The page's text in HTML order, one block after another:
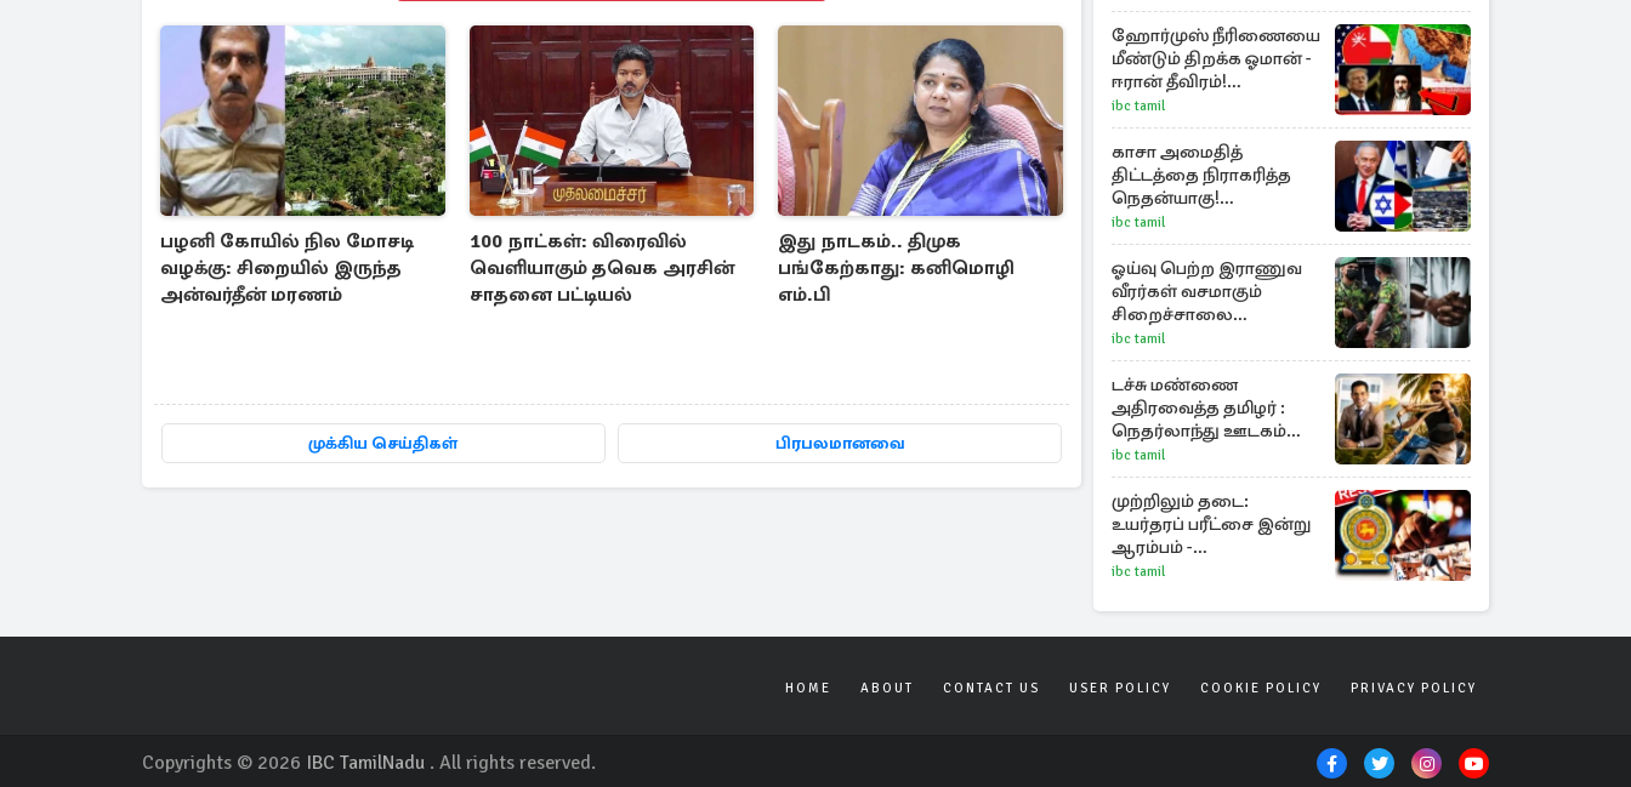
பழனி கோயில் நில மோசடி
வழக்கு: சிறையில் இருந்த
அன்வர்தீன் மரணம்
100 நாட்கள்: விரைவில்
வெளியாகும் தவெக அரசின்
சாதனை பட்டியல்
இது நாடகம்.. திமுக
பங்கேற்காது: கனிமொழி
எம்.பி
முக்கிய செய்திகள் பிரபலமானவை
ஹோர்முஸ் நீரிணையை
மீண்டும் திறக்க ஓமான் -
ஈரான் தீவிரம்!
அமெரிக்காவின்
முட்டுக்கட்டை
ibc tamil
காசா அமைதித்
திட்டத்தை நிராகரித்த
நெதன்யாகு!
பின்னணியில்
அக்டோபர் தேர்தல்
ibc tamil
ஓய்வு பெற்ற இராணுவ
வீரர்கள் வசமாகும்
சிறைச்சாலை
பாதுகாப்பு!
அரசாங்கத்தின் முக்கிய
முடிவு
ibc tamil
டச்சு மண்ணை
அதிரவைத்த தமிழர் :
நெதர்லாந்து ஊடகம்
வியந்த பாஸ்கரன்
கந்தையாவின் 5,445
கோடி ரூபாய் சாம்ராஜ்யம்
ibc tamil
முற்றிலும் தடை:
உயர்தரப் பரீட்சை இன்று
ஆரம்பம் -
மானவர்களுக்கு முக்கிய
ibc tamil
HOME ABOUT CONTACT US USER POLICY COOKIE POLICY PRIVACY POLICY
Copyrights © 2026 IBC TamilNadu . All rights reserved.